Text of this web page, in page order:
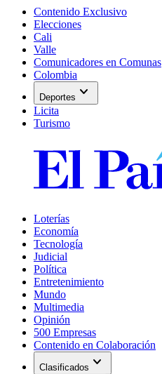
Contenido Exclusivo
Elecciones
Cali
Valle
Comunicadores en Comunas
Colombia
Deportes expand_more
Licita
Turismo
Loterías
Economía
Tecnología
Judicial
Política
Entretenimiento
Mundo
Multimedia
Opinión
500 Empresas
Contenido en Colaboración
Clasificados expand_more